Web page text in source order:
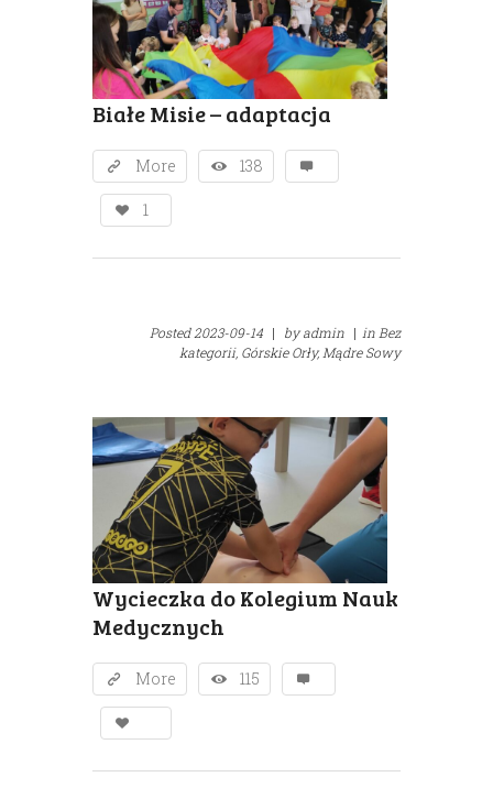
Białe Misie – adaptacja
More 138
1
Posted2023-09-14 | byadmin | inBez
kategorii, Górskie Orły,Mądre Sowy
Wycieczka do Kolegium Nauk
Medycznych
More 115